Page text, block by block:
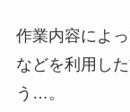
作業内容によ
などを利用し
う…。